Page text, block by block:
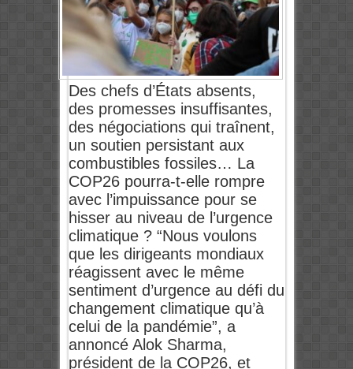
Des chefs d’États absents,
des promesses insuffisantes,
des négociations qui traînent,
un soutien persistant aux
combustibles fossiles… La
COP26 pourra-t-elle rompre
avec l’impuissance pour se
hisser au niveau de l’urgence
climatique ? “Nous voulons
que les dirigeants mondiaux
réagissent avec le même
sentiment d’urgence au défi du
changement climatique qu’à
celui de la pandémie”, a
annoncé Alok Sharma,
président de la COP26, et